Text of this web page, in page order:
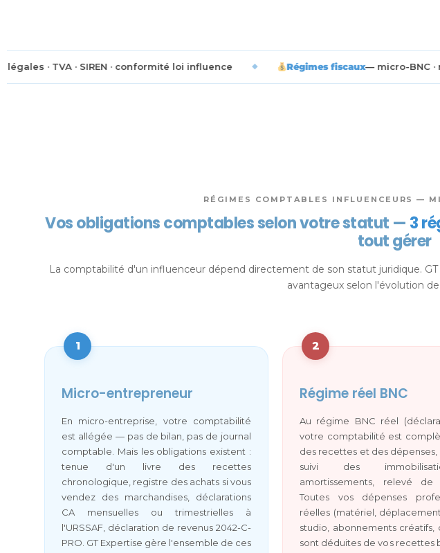
conformité loi influence ◆ Régimes fiscaux — micro-BNC · régime réel · SASU ·
RÉGIMES COMPTABLES INFLUENCEURS —
Vos obligations comptables selon votre statut — 3
tout gérer
La comptabilité d'un influenceur dépend directement de son statut juridique.
avantageux selon l'évolution
1
Micro-entrepreneur
En micro-entreprise, votre comptabilité
est allégée — pas de bilan, pas de journal
comptable. Mais les obligations existent :
tenue d'un livre des recettes
chronologique, registre des achats si vous
vendez des marchandises, déclarations
CA mensuelles ou trimestrielles à
l'URSSAF, déclaration de revenus 2042-C-
PRO. GT Expertise gère l'ensemble de ces
2
Régime réel BNC
Au régime BNC réel
votre comptabilité est
des recettes et des dépenses,
suivi des
amortissements, relevé de
Toutes vos dépenses
réelles (matériel,
studio, abonnements créatifs,
sont déduites de vos recettes